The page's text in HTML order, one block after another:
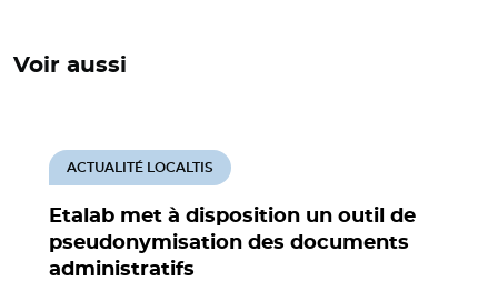
Voir aussi
Etalab met à disposition un outil de
pseudonymisation des documents
administratifs
ACTUALITÉ LOCALTIS